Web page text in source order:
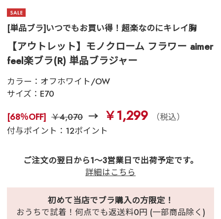
[単品ブラ]いつでもお買い得！超楽なのにキレイ胸
【アウトレット】モノクローム フラワー aimer
feel楽ブラ(R) 単品ブラジャー
カラー： オフホワイト/OW
サイズ： E70
[68％OFF] ￥4,070 ￥1,299
（税込）
付与ポイント：12ポイント
ご注文の翌日から1～3営業日で出荷予定です。
詳細はこちら
初めて当店でブラ購入の方限定！
おうちで試着！何点でも返送料0円 (一部商品除く)